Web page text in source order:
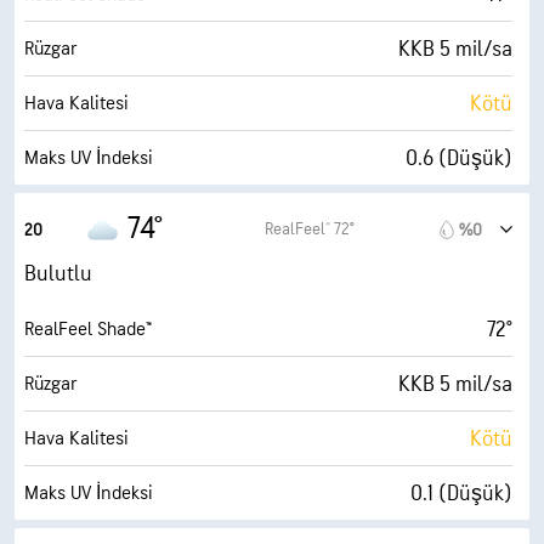
Rüzgar KKB 5 mil/sa
Hava Kalitesi Kötü
Maks UV İndeksi 0.6 (Düşük)
Kuvvetli Rüzgarlar
Nem
Çiy Noktası 53° F
AccuLumen Brightness Index™ 4 (Soluk)
Bulutlarla Kaplı %72
Görüş Alanı 10 mil
20 74° RealFeel® 72° %0
Bulutlu
RealFeel Shade™ 72°
Rüzgar KKB 5 mil/sa
Hava Kalitesi Kötü
Maks UV İndeksi 0.1 (Düşük)